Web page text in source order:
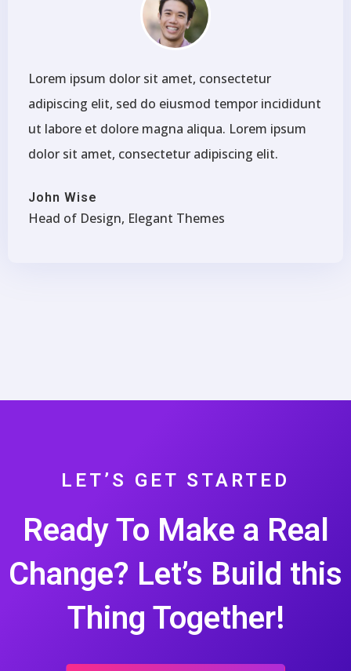
Lorem ipsum dolor sit amet, consectetur
adipiscing elit, sed do eiusmod tempor incididunt
ut labore et dolore magna aliqua. Lorem ipsum
dolor sit amet, consectetur adipiscing elit.
John Wise
Head of Design, Elegant Themes
LET’S GET STARTED
Ready To Make a Real
Change? Let’s Build this
Thing Together!